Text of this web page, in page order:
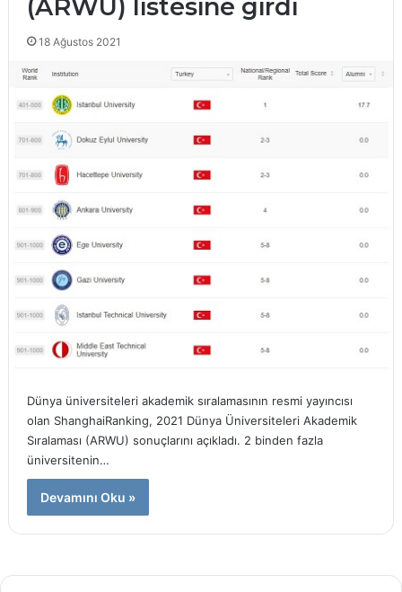
(ARWU) listesine girdi
18 Ağustos 2021
Dünya üniversiteleri akademik sıralamasının resmi yayıncısı
olan ShanghaiRanking, 2021 Dünya Üniversiteleri Akademik
Sıralaması (ARWU) sonuçlarını açıkladı. 2 binden fazla
üniversitenin…
Devamını Oku »